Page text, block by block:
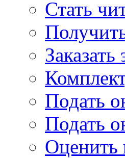
Стать
Подать
Подать
Оценить